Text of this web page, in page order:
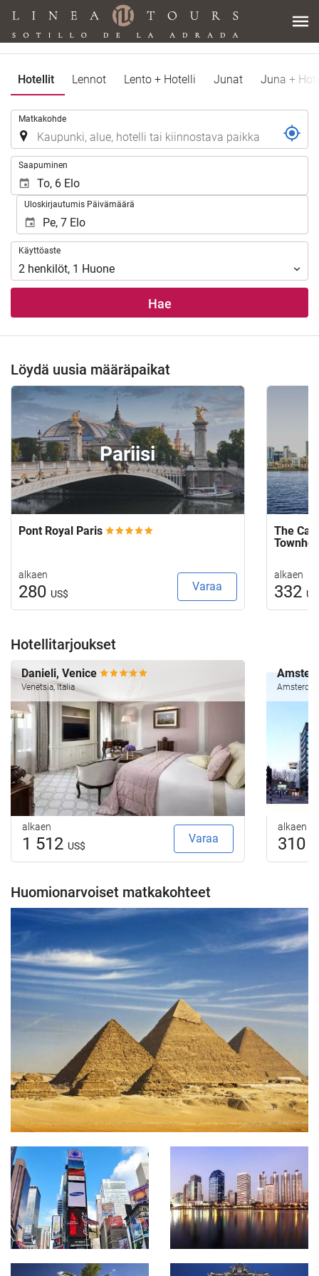
Hotellit Lennot Lento + Hotelli Junat Juna +
Matkakohde
Saapuminen
Uloskirjautumis Päivämäärä
Käyttöaste
Käyttöaste
2 henkilöt, 1 Huone
Hae
Löydä uusia määräpaikat
Pariisi
Pont Royal Paris
alkaen
280 US$
Varaa
The
alkaen
332
Hotellitarjoukset
Danieli, Venice
Venetsia, Italia
alkaen
1 512 US$
Varaa
alkaen
310
Huomionarvoiset matkakohteet